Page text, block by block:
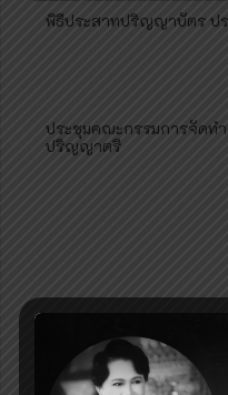
พิธีประสาทปริญญาบัตร ป
ประชุมคณะกรรมการจัดท
ปริญญาตรี